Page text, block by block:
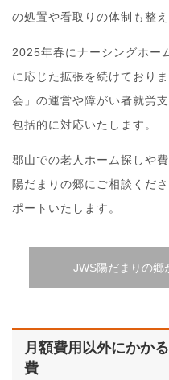
の処置や看取りの体制も整え
2025年春にナーシングホー
に応じた拡張を続けており
会」の運営や障がい者就労
包括的に対応いたします。
郡山での老人ホーム探しや
陽だまりの郷にご相談くだ
ポートいたします。
JWS陽だまりの郷
月額費用以外にかか
費